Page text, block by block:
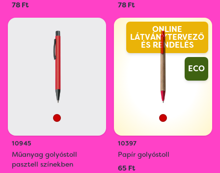
78 Ft
78 Ft
10945
Műanyag golyóstoll
pasztell színekben
ONLINE
LÁTVÁNYTERVEZŐ
ÉS RENDELÉS
ECO
10397
Papír golyóstoll
65 Ft